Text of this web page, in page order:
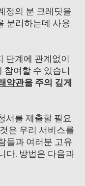
정의 분 크레딧을
분리하는데 사용
단계에 관계없이
참여할 수 있습니
약관을 주의 깊게
서를 제출할 필요
은 우리 서비스를
들과 여러분 고유
다. 방법은 다음과